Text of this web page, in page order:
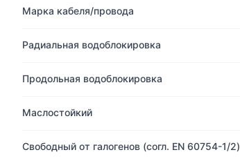
Марка кабеля/провода
Радиальная водоблокировка
Продольная водоблокировка
Маслостойкий
Свободный от галогенов (согл. EN 60754-1/2)